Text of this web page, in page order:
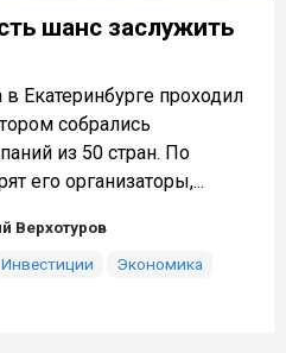
шанс заслужить
Екатеринбурге проходил
собрались
из 50 стран. По
его организаторы,...
Верхотуров
Инвестиции
Экономика